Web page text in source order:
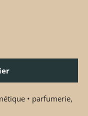
• parfumerie,